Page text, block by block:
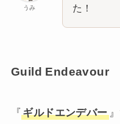
うみ
た！
Guild Endeavour
『ギルドエンデバー